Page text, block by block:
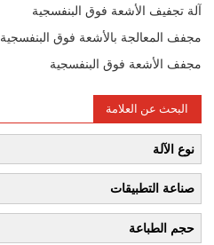
آلة تجفيف الأشعة فوق البنفسجية
مجفف المعالجة بالأشعة فوق البنفسجية
مجفف الأشعة فوق البنفسجية
البحث عن العلامة
نوع الآلة
صناعة التطبيقات
حجم الطباعة